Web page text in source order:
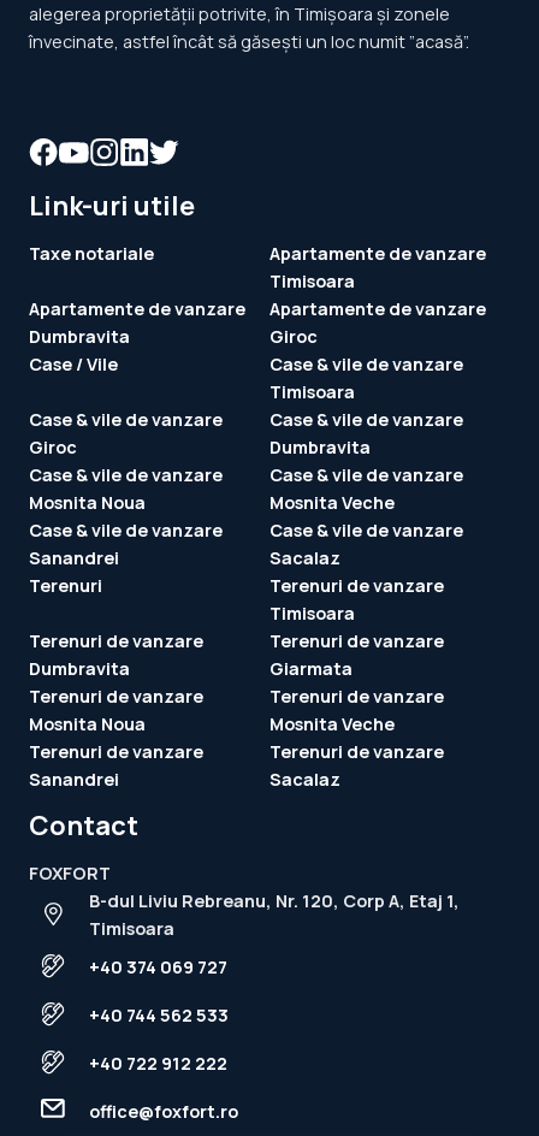
alegerea proprietății potrivite, în Timișoara și zonele
învecinate, astfel încât să găsești un loc numit ”acasă”.
Link-uri utile
Taxe notariale
Apartamente de vanzare
Timisoara
Apartamente de vanzare
Dumbravita
Apartamente de vanzare
Giroc
Case / Vile
Case & vile de vanzare
Timisoara
Case & vile de vanzare
Giroc
Case & vile de vanzare
Dumbravita
Case & vile de vanzare
Mosnita Noua
Case & vile de vanzare
Mosnita Veche
Case & vile de vanzare
Sanandrei
Case & vile de vanzare
Sacalaz
Terenuri
Terenuri de vanzare
Timisoara
Terenuri de vanzare
Dumbravita
Terenuri de vanzare
Giarmata
Terenuri de vanzare
Mosnita Noua
Terenuri de vanzare
Mosnita Veche
Terenuri de vanzare
Sanandrei
Terenuri de vanzare
Sacalaz
Contact
FOXFORT
B-dul Liviu Rebreanu, Nr. 120, Corp A, Etaj 1,
Timisoara
+40 374 069 727
+40 744 562 533
+40 722 912 222
office@foxfort.ro